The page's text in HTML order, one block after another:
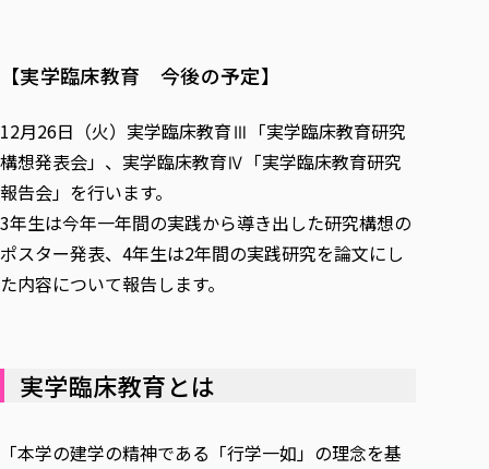
【実学臨床教育 今後の予定】
12月26日（火）実学臨床教育Ⅲ「実学臨床教育研究
構想発表会」、実学臨床教育Ⅳ「実学臨床教育研究
報告会」を行います。
3年生は今年一年間の実践から導き出した研究構想の
ポスター発表、4年生は2年間の実践研究を論文にし
た内容について報告します。
実学臨床教育とは
「本学の建学の精神である「行学一如」の理念を基